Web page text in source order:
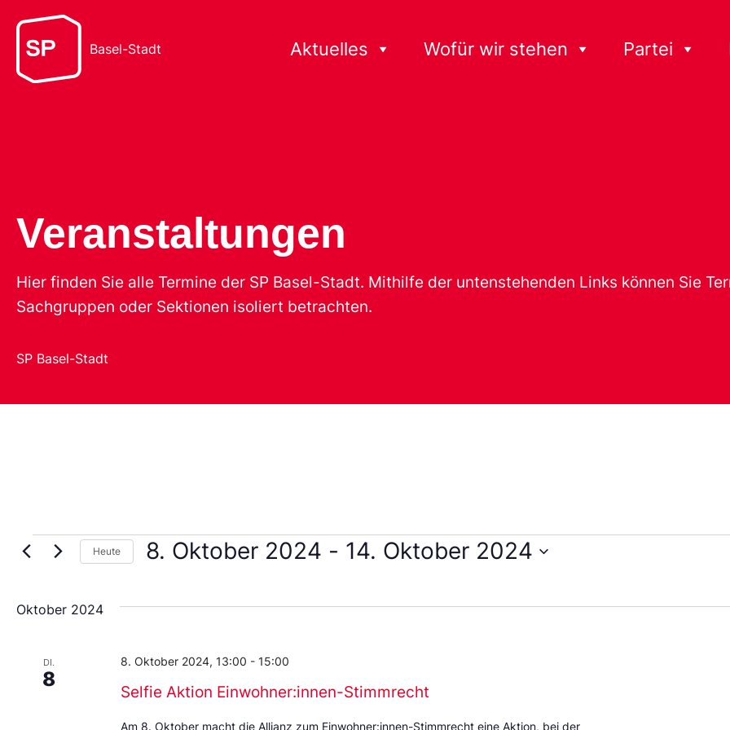
Basel-Stadt Aktuelles Wofür wir stehen Partei
Veranstaltungen
Hier finden Sie alle Termine der SP Basel-Stadt. Mithilfe der untenstehenden Links können Sie
Sachgruppen oder Sektionen isoliert betrachten.
SP Basel-Stadt
Heute 8. Oktober 2024 - 14. Oktober 2024
das
Oktober 2024
DI.
8
Selfie Aktion Einwohner:innen-Stimmrecht
8. Oktober 2024, 13:00 - 15:00
Am 8. Oktober macht die Allianz zum Einwohner:innen-Stimmrecht eine Aktion, bei der